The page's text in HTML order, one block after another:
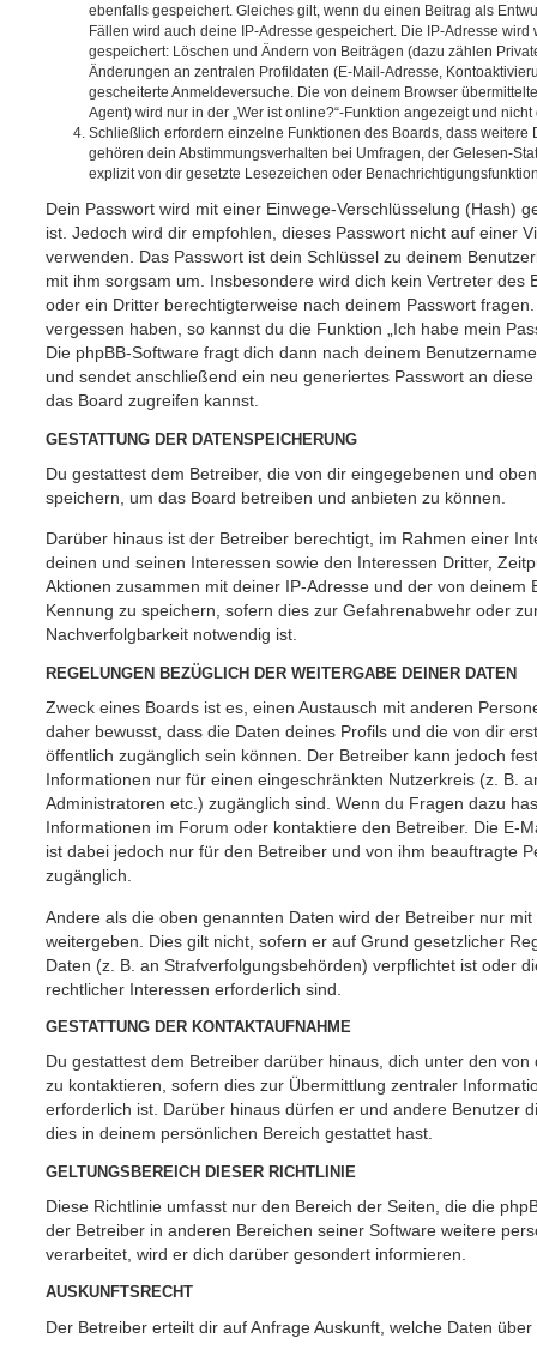
ebenfalls gespeichert. Gleiches gilt, wenn du einen Beitrag als
Fällen wird auch deine IP-Adresse gespeichert. Die IP-Adresse
gespeichert: Löschen und Ändern von Beiträgen (dazu zählen
Änderungen an zentralen Profildaten (E-Mail-Adresse,
gescheiterte Anmeldeversuche. Die von deinem Browser
Agent) wird nur in der „Wer ist online?“-Funktion angezeigt und
Schließlich erfordern einzelne Funktionen des Boards, dass weitere
gehören dein Abstimmungsverhalten bei Umfragen, der Gelesen-
explizit von dir gesetzte Lesezeichen oder
Dein Passwort wird mit einer Einwege-Verschlüsselung (Hash)
ist. Jedoch wird dir empfohlen, dieses Passwort nicht auf einer
verwenden. Das Passwort ist dein Schlüssel zu deinem
mit ihm sorgsam um. Insbesondere wird dich kein Vertreter des
oder ein Dritter berechtigterweise nach deinem Passwort
vergessen haben, so kannst du die Funktion „Ich habe mein
Die phpBB-Software fragt dich dann nach deinem
und sendet anschließend ein neu generiertes Passwort an
das Board zugreifen kannst.
GESTATTUNG DER DATENSPEICHERUNG
Du gestattest dem Betreiber, die von dir eingegebenen und
speichern, um das Board betreiben und anbieten zu können.
Darüber hinaus ist der Betreiber berechtigt, im Rahmen einer
deinen und seinen Interessen sowie den Interessen Dritter,
Aktionen zusammen mit deiner IP-Adresse und der von deinem
Kennung zu speichern, sofern dies zur Gefahrenabwehr oder
Nachverfolgbarkeit notwendig ist.
REGELUNGEN BEZÜGLICH DER WEITERGABE DEINER DATEN
Zweck eines Boards ist es, einen Austausch mit anderen
daher bewusst, dass die Daten deines Profils und die von dir
öffentlich zugänglich sein können. Der Betreiber kann jedoch
Informationen nur für einen eingeschränkten Nutzerkreis (z. B.
Administratoren etc.) zugänglich sind. Wenn du Fragen dazu
Informationen im Forum oder kontaktiere den Betreiber. Die E-
ist dabei jedoch nur für den Betreiber und von ihm beauftragte
zugänglich.
Andere als die oben genannten Daten wird der Betreiber nur
weitergeben. Dies gilt nicht, sofern er auf Grund gesetzlicher
Daten (z. B. an Strafverfolgungsbehörden) verpflichtet ist oder
rechtlicher Interessen erforderlich sind.
GESTATTUNG DER KONTAKTAUFNAHME
Du gestattest dem Betreiber darüber hinaus, dich unter den
zu kontaktieren, sofern dies zur Übermittlung zentraler
erforderlich ist. Darüber hinaus dürfen er und andere Benutzer
dies in deinem persönlichen Bereich gestattet hast.
GELTUNGSBEREICH DIESER RICHTLINIE
Diese Richtlinie umfasst nur den Bereich der Seiten, die die
der Betreiber in anderen Bereichen seiner Software weitere
verarbeitet, wird er dich darüber gesondert informieren.
AUSKUNFTSRECHT
Der Betreiber erteilt dir auf Anfrage Auskunft, welche Daten